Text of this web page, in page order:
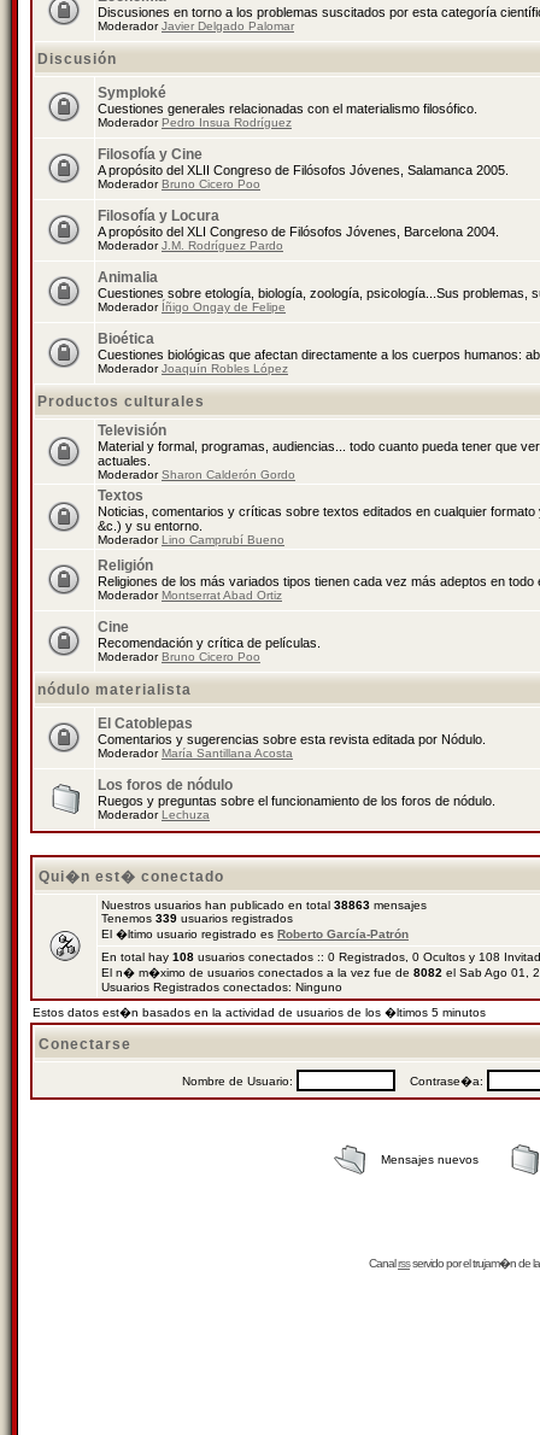
Discusiones en torno a los problemas suscitados por esta categoría
ModeradorJavier Delgado Palomar
Discusión
Symploké
Cuestiones generales relacionadas con el materialismo filosófico.
ModeradorPedro Insua Rodríguez
Filosofía y Cine
A propósito del XLII Congreso de Filósofos Jóvenes, Salamanca 2005.
ModeradorBruno Cicero Poo
Filosofía y Locura
A propósito del XLI Congreso de Filósofos Jóvenes, Barcelona 2004.
ModeradorJ.M. Rodríguez Pardo
Animalia
Cuestiones sobre etología, biología, zoología, psicología...Sus problemas,
Moderador Íñigo Ongay de Felipe
Bioética
Cuestiones biológicas que afectan directamente a los cuerpos humanos:
ModeradorJoaquín Robles López
Productos culturales
Televisión
Material y formal, programas, audiencias... todo cuanto pueda tener que
actuales.
ModeradorSharon Calderón Gordo
Textos
Noticias, comentarios y críticas sobre textos editados en cualquier
&c.) y su entorno.
ModeradorLino Camprubí Bueno
Religión
Religiones de los más variados tipos tienen cada vez más adeptos en todo
ModeradorMontserrat Abad Ortiz
Cine
Recomendación y crítica de películas.
ModeradorBruno Cicero Poo
nódulo materialista
El Catoblepas
Comentarios y sugerencias sobre esta revista editada por Nódulo.
ModeradorMaría Santillana Acosta
Los foros de nódulo
Ruegos y preguntas sobre el funcionamiento de los foros de nódulo.
ModeradorLechuza
Qui�n est� conectado
Nuestros usuarios han publicado en total 38863 mensajes
Tenemos 339 usuarios registrados
El �ltimo usuario registrado es Roberto García-Patrón
En total hay 108 usuarios conectados :: 0 Registrados, 0 Ocultos y 108
El n� m�ximo de usuarios conectados a la vez fue de 8082 el Sab Ago 01,
Usuarios Registrados conectados: Ninguno
Estos datos est�n basados en la actividad de usuarios de los �ltimos 5 minutos
Conectarse
Nombre de Usuario: Contrase�a:
Mensajes nuevos
Canalrssservido por eltrujam�nde